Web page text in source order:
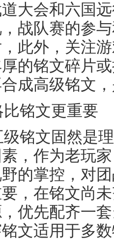
大会和六国
战队赛的参
此外，关注
的铭文碎片
成高级铭文
铭文更重要
铭文固然是
，作为老玩
的掌控，对
，在铭文尚
优先配齐一
文适用于多